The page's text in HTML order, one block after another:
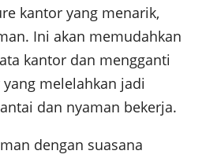
kantor yang menarik,
Ini akan memudahkan
kantor dan mengganti
melelahkan jadi
dan nyaman bekerja.
dengan suasana